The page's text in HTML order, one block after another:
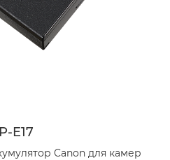
E17
Canon для камер